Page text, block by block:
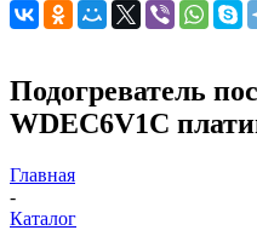
Подогреватель
WDEC6V1C
Главная
-
Каталог